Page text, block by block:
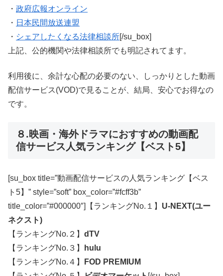
・ 政府広報オンライン
・ 日本民間放送連盟
・ シェアしたくなる法律相談所[/su_box]
上記、公的機関や法律相談所でも明記されてます。
利用後に、余計な心配の必要のない、しっかりとした動画
配信サービス(VOD)で見ることが、結局、安心でお得なの
です。
８.映画・海外ドラマにおすすめの動画配
信サービス人気ランキング【ベスト5】
[su_box title=”動画配信サービスの人気ランキング【ベス
ト5】” style=”soft” box_color=”#fcff3b”
title_color=”#000000″]【ランキングNo.１】 U-NEXT(ユー
ネクスト)
【ランキングNo.２】 dTV
【ランキングNo.３】
hulu
【ランキングNo.４】
FOD PREMIUM